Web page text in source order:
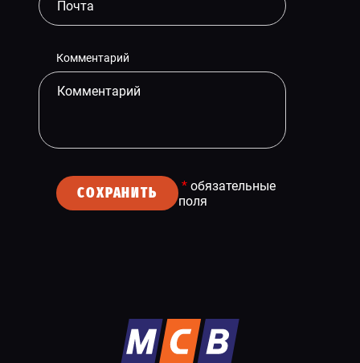
Комментарий
СОХРАНИТЬ * обязательные
поля